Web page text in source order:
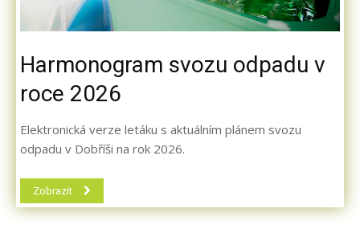
Harmonogram svozu odpadu v
roce 2026
Elektronická verze letáku s aktuálním plánem svozu
odpadu v Dobříši na rok 2026.
Zobrazit